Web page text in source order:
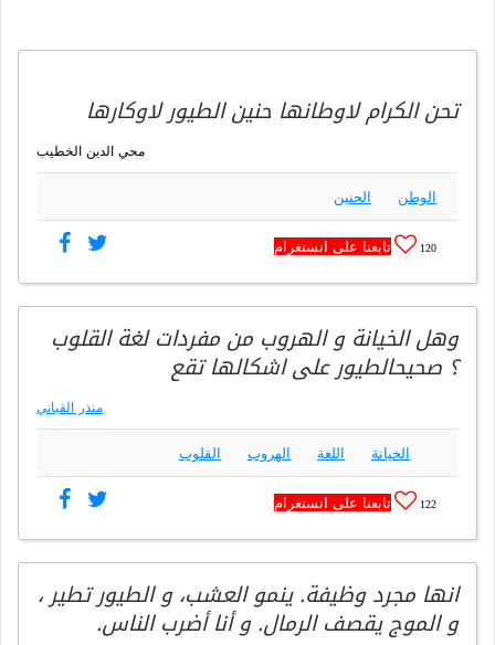
تحن الكرام لاوطانها حنين الطيور لاوكارها
محي الدين الخطيب
الوطن الحنين
120 تابعنا على انستغرام
وهل الخيانة و الهروب من مفردات لغة القلوب
؟ صحيحالطيور على اشكالها تقع
منذر القباني
الخيانة اللغة الهروب القلوب
122 تابعنا على انستغرام
انها مجرد وظيفة. ينمو العشب، و الطيور تطير ،
و الموج يقصف الرمال. و أنا أضرب الناس.